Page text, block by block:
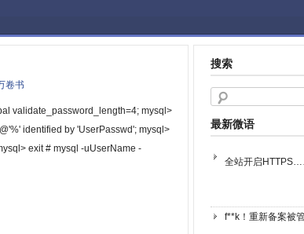
卷书
validate_password_length=4; mysql>
identified by 'UserPasswd'; mysql>
exit # mysql -uUserName -
搜索
最新微语
全站开启
f**k！重新备案被